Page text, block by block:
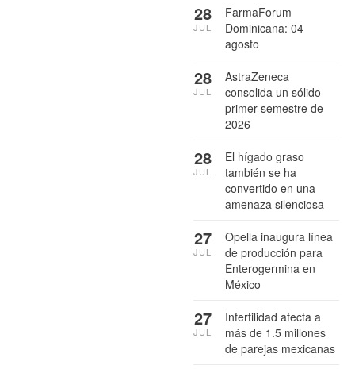
FarmaForum
Dominicana: 04
agosto
28
JUL
AstraZeneca
consolida un sólido
primer semestre de
2026
28
JUL
El hígado graso
también se ha
convertido en una
amenaza silenciosa
28
JUL
Opella inaugura línea
de producción para
Enterogermina en
México
27
JUL
Infertilidad afecta a
más de 1.5 millones
de parejas mexicanas
27
JUL